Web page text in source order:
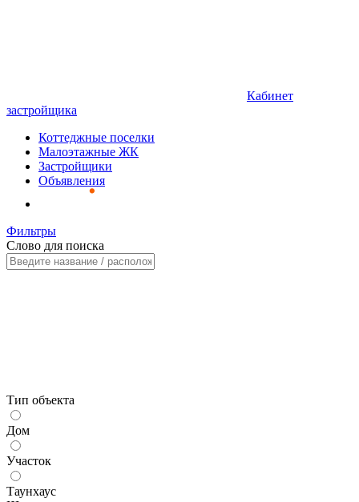
Кабинет
застройщика
Коттеджные поселки
Малоэтажные ЖК
Застройщики
Объявления
Фильтры
Слово для поиска
Тип объекта
Дом
Участок
Таунхаус